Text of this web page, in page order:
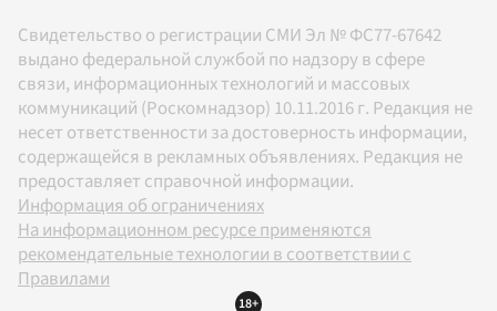
Свидетельство о регистрации СМИ Эл № ФС77-67642
выдано федеральной службой по надзору в сфере
связи, информационных технологий и массовых
коммуникаций (Роскомнадзор) 10.11.2016 г. Редакция не
несет ответственности за достоверность информации,
содержащейся в рекламных объявлениях. Редакция не
предоставляет справочной информации.
Информация об ограничениях
На информационном ресурсе применяются
рекомендательные технологии в соответствии с
Правилами
18+